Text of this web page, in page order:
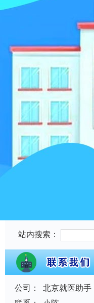
站内搜索：
公司：
北京就医助手